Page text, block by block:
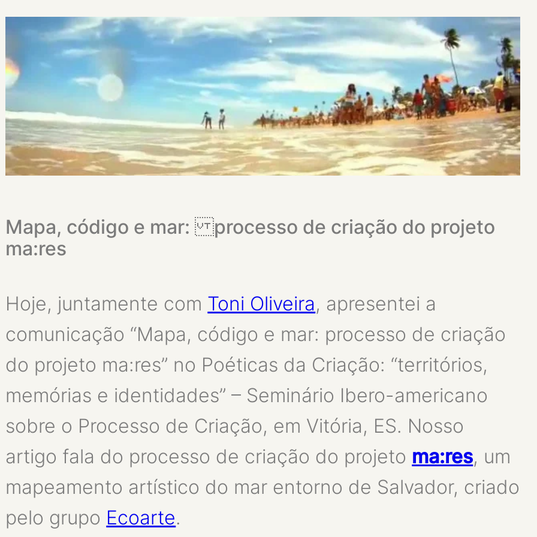
Mapa, código e mar: processo de criação do projeto
ma:res
Hoje, juntamente com Toni Oliveira, apresentei a
comunicação “Mapa, código e mar: processo de criação
do projeto ma:res” no Poéticas da Criação: “territórios,
memórias e identidades” – Seminário Ibero-americano
sobre o Processo de Criação, em Vitória, ES. Nosso
artigo fala do processo de criação do projeto ma:res, um
mapeamento artístico do mar entorno de Salvador, criado
pelo grupo Ecoarte.